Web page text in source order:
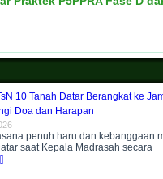
10 Tanah Datar Berangkat ke
Doa dan Harapan
penuh haru dan kebanggaan
saat Kepala Madrasah secara